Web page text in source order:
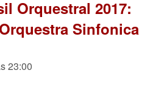
Orquestral 2017:
Sinfonica
23:00